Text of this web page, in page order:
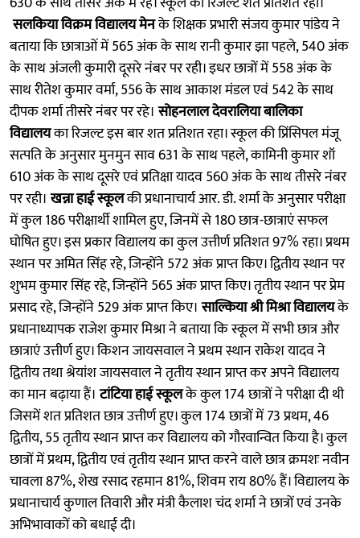
सलकिया विक्रम विद्यालय मेनके शिक्षक प्रभारी संजय कुमार पांडेय ने
बताया कि छात्राओं में 565 अंक के साथ रानी कुमार झा पहले, 540 अंक
के साथ अंजली कुमारी दूसरे नंबर पर रही। इधर छात्रों में 558 अंक के
साथ रीतेश कुमार वर्मा, 556 के साथ आकाश मंडल एवं 542 के साथ
दीपक शर्मा तीसरे नंबर पर रहे।सोहनलाल देवरालिया बालिका
विद्यालयका रिजल्ट इस बार शत प्रतिशत रहा। स्कूल की प्रिंसिपल मंजू
सत्पति के अनुसार मुनमुन साव 631 के साथ पहले, कामिनी कुमार शॉ
610 अंक के साथ दूसरे एवं प्रतिक्षा यादव 560 अंक के साथ तीसरे नंबर
पर रही।खन्ना हाई स्कूलकी प्रधानाचार्य आर. डी. शर्मा के अनुसार परीक्षा
में कुल 186 परीक्षार्थी शामिल हुए, जिनमें से 180 छात्र-छात्राएं सफल
घोषित हुए। इस प्रकार विद्यालय का कुल उत्तीर्ण प्रतिशत 97% रहा। प्रथम
स्थान पर अमित सिंह रहे, जिन्होंने 572 अंक प्राप्त किए। द्वितीय स्थान पर
शुभम कुमार सिंह रहे, जिन्होंने 565 अंक प्राप्त किए। तृतीय स्थान पर प्रेम
प्रसाद रहे, जिन्होंने 529 अंक प्राप्त किए।साल्किया श्री मिश्रा विद्यालयके
प्रधानाध्यापक राजेश कुमार मिश्रा ने बताया कि स्कूल में सभी छात्र और
छात्राएं उत्तीर्ण हुए। किशन जायसवाल ने प्रथम स्थान राकेश यादव ने
द्वितीय तथा श्रेयांश जायसवाल ने तृतीय स्थान प्राप्त कर अपने विद्यालय
का मान बढ़ाया हैं।टांटिया हाई स्कूलके कुल 174 छात्रों ने परीक्षा दी थी
जिसमें शत प्रतिशत छात्र उत्तीर्ण हुए। कुल 174 छात्रों में 73 प्रथम, 46
द्वितीय, 55 तृतीय स्थान प्राप्त कर विद्यालय को गौरवान्वित किया है। कुल
छात्रों में प्रथम, द्वितीय एवं तृतीय स्थान प्राप्त करने वाले छात्र क्रमशः नवीन
चावला 87%, शेख रसाद रहमान 81%, शिवम राय 80% हैं। विद्यालय के
प्रधानाचार्य कुणाल तिवारी और मंत्री कैलाश चंद शर्मा ने छात्रों एवं उनके
अभिभावाकों को बधाई दी।